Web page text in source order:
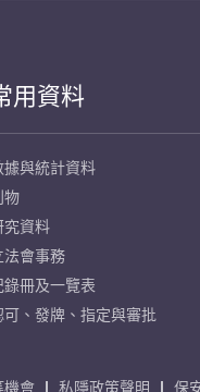
用資料
據與統計資料
物
究資料
法會事務
錄冊及一覽表
可、發牌、指定與審批
機會 私隱政策聲明 保